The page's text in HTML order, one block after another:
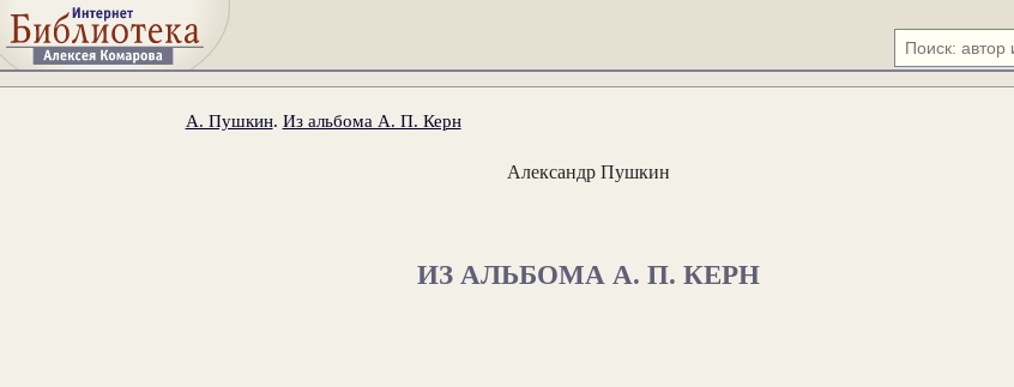
А. Пушкин. Из альбома А. П. Керн
Александр Пушкин
ИЗ АЛЬБОМА А. П. КЕРН